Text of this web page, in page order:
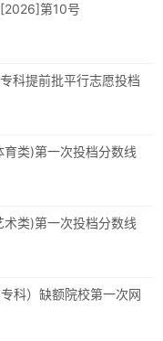
第10号
科提前批平行志愿投档
类)第一次投档分数线
类)第一次投档分数线
科）缺额院校第一次网